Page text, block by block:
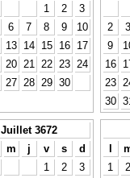
1
2
3
6 7 8 9
10
13 14 15 16
17
20 21 22 23
24
27 28 29 30
2
3
9
16
23
30
Juillet 3672
m j v s
d
1
2
3
l
1
2